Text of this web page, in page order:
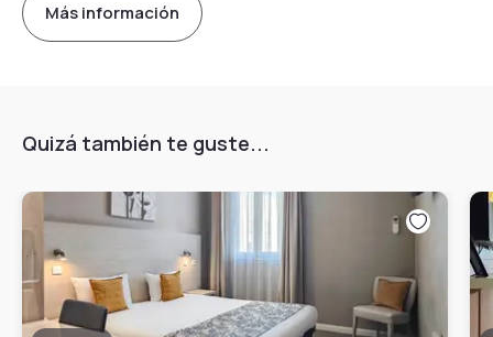
Más información
Quizá también te guste...